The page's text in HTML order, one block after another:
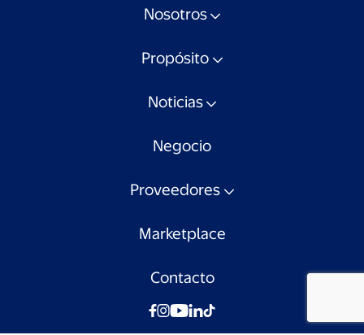
Nosotros
Propósito
Noticias
Negocio
Proveedores
Marketplace
Contacto